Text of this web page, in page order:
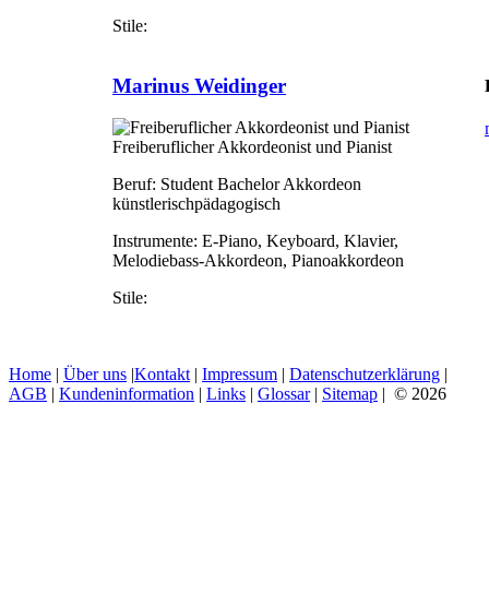
Stile:
Marinus Weidinger
Freiberuflicher Akkordeonist und Pianist
Beruf: Student Bachelor Akkordeon
künstlerischpädagogisch
Instrumente: E-Piano, Keyboard, Klavier,
Melodiebass-Akkordeon, Pianoakkordeon
Stile:
Home | Über uns |Kontakt | Impressum | Datenschutzerklärung |
AGB | Kundeninformation | Links | Glossar| Sitemap | © 2026